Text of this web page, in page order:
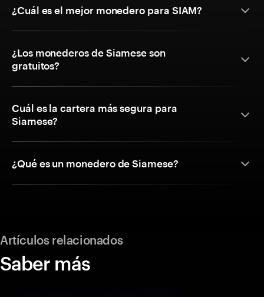
¿Cuál es el mejor monedero para SIAM?
¿Los monederos de Siamese son
gratuitos?
Cuál es la cartera más segura para
Siamese?
¿Qué es un monedero de Siamese?
Artículos relacionados
Saber más